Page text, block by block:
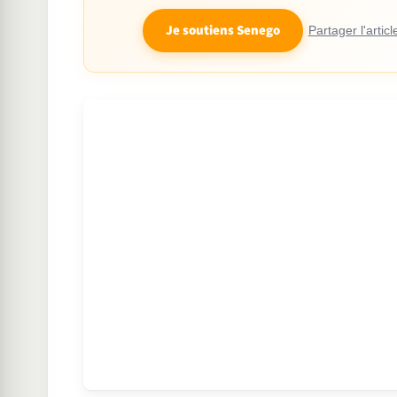
Je soutiens Senego Partager